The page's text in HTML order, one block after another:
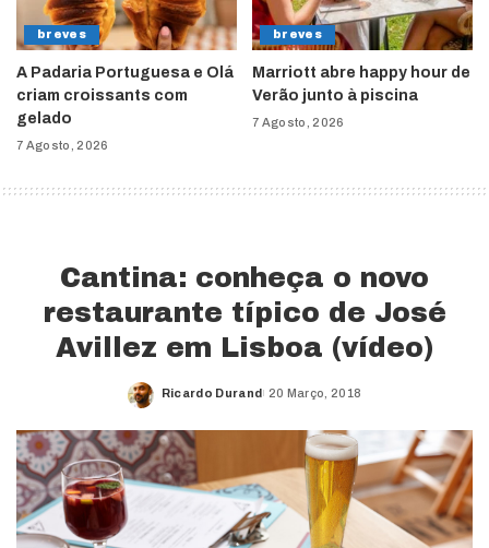
breves
A Padaria Portuguesa e Olá
criam croissants com
gelado
7 Agosto, 2026
breves
Marriott abre happy hour de
Verão junto à piscina
7 Agosto, 2026
Cantina: conheça o novo
restaurante típico de José
Avillez em Lisboa (vídeo)
Posted
Ricardo Durand 20 Março, 2018